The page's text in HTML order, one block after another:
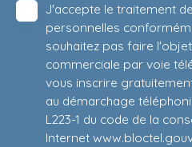
J'accepte le traitement
personnelles
souhaitez pas faire
commerciale par voie
vous inscrire
au démarchage
L223-1 du code de la
Internet